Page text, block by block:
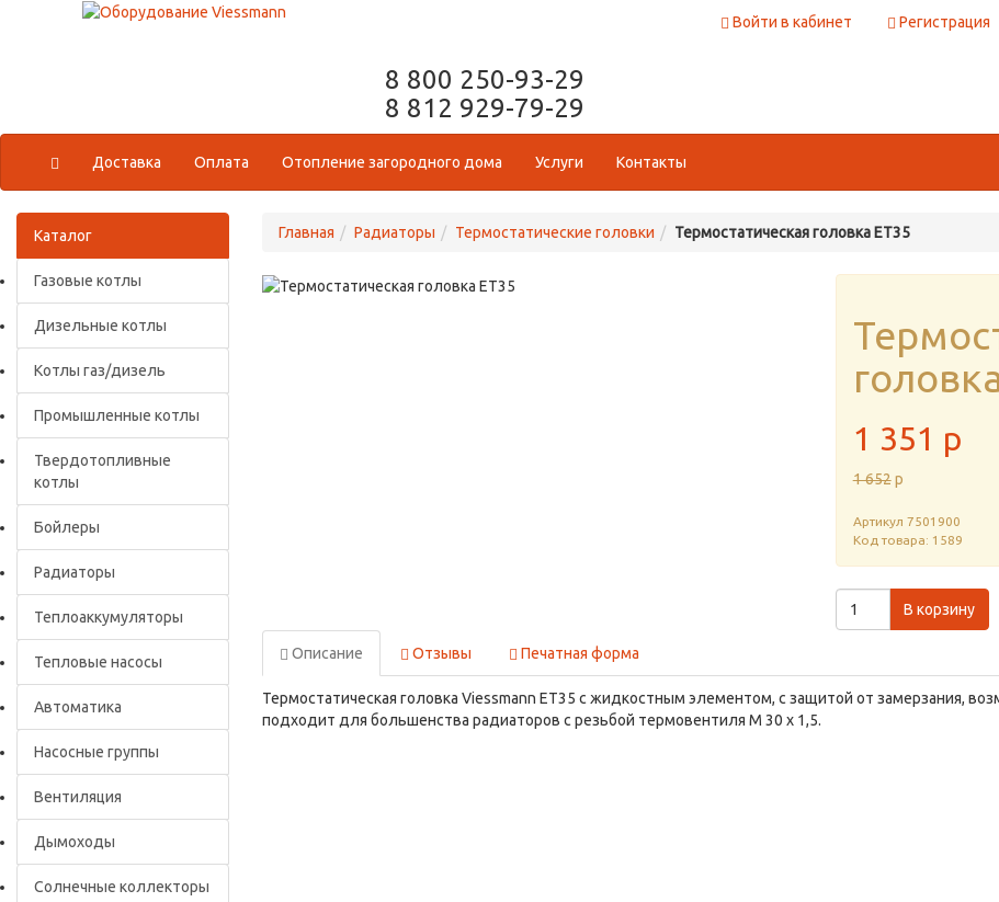
Войти в кабинет Регистрация
8 800 250-93-29
8 812 929-79-29
Доставка Оплата Отопление загородного дома Услуги Контакты
Каталог
Газовые котлы
Дизельные котлы
Котлы газ/дизель
Промышленные котлы
Твердотопливные
котлы
Бойлеры
Радиаторы
Теплоаккумуляторы
Тепловые насосы
Автоматика
Насосные группы
Вентиляция
Дымоходы
Солнечные коллекторы
Главная Радиаторы Термостатические головки Термостатическая головка ET35
1 351 p
1 652 p
Артикул 7501900
Код товара: 1589
В корзину
Описание Отзывы Печатная форма
Термостатическая головка Viessmann ET35 с жидкостным элементом, с защитой от замерзания,
подходит для большенства радиаторов с резьбой термовентиля М 30 х 1,5.